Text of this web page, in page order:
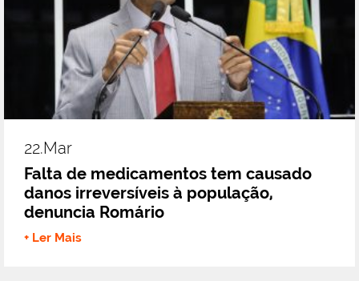
22.mar
Falta de medicamentos tem causado
danos irreversíveis à população,
denuncia Romário
+ Ler Mais